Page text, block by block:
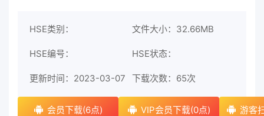
HSE类别： 文件大小：32.66MB
HSE编号： HSE状态：
更新时间：2023-03-07 下载次数： 65次
会员下载(6点) VIP会员下载(0点) 游客